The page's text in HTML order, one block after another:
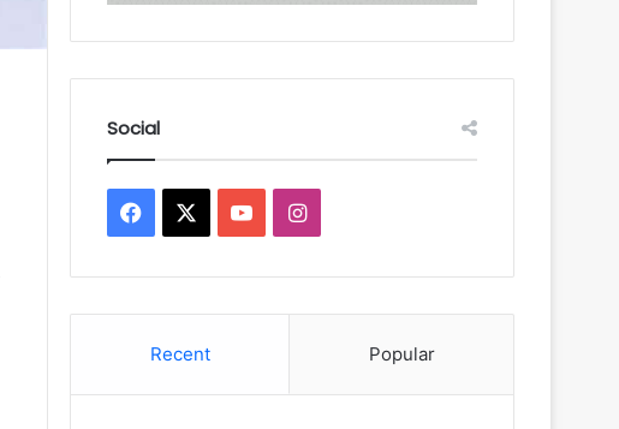
Social
Facebook YouTubeInstagram
Recent Popular